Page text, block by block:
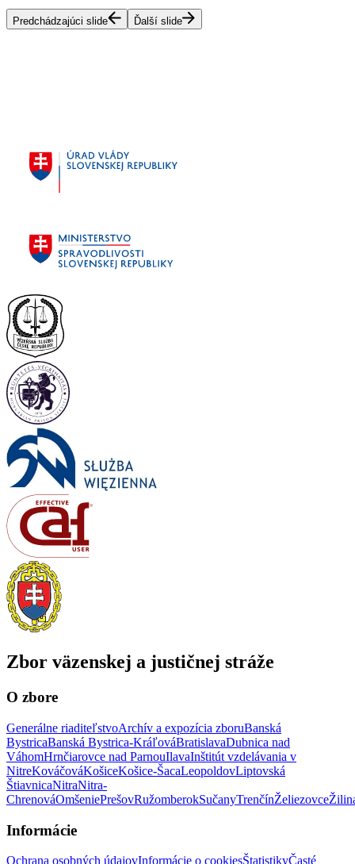
Predchádzajúci slide Ďalší slide
Zbor väzenskej a justičnej stráže
O zbore
Generálne riaditeľstvoArchív a expozícia zboruBanská
BystricaBanská Bystrica-KráľováBratislavaDubnica nad
VáhomHrnčiarovce nad ParnouIlavaInštitút vzdelávania v
NitreKováčováKošiceKošice-ŠacaLeopoldovLiptovská
ŠtiavnicaNitraNitra-
ChrenováOmšeniePrešovRužomberokSučanyTrenčínŽeliezovce
Informácie
Ochrana osobných údajovInformácie o cookiesŠtatistikyČasté